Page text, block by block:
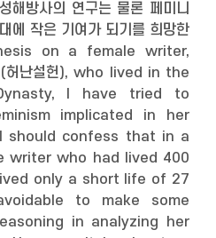
해방사의 연구는 물론 페미니
에 작은 기여가 되기를 희망한
on a female writer,
허난설헌), who lived in the
I have tried to
implicated in her
should confess that in a
writer who had lived 400
only a short life of 27
to make some
in analyzing her